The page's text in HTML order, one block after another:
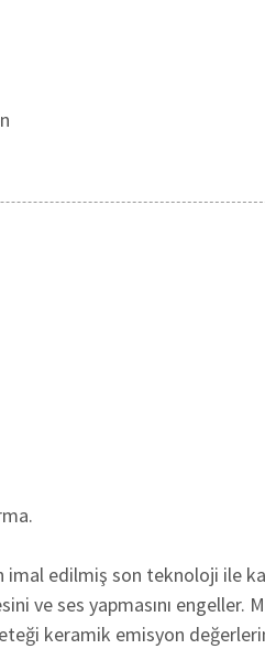
edilmiş son teknoloji ile
ve ses yapmasını engeller.
keramik emisyon